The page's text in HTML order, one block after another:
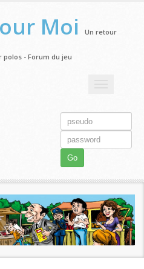
Moi Un retour
polos - Forum du jeu
Go